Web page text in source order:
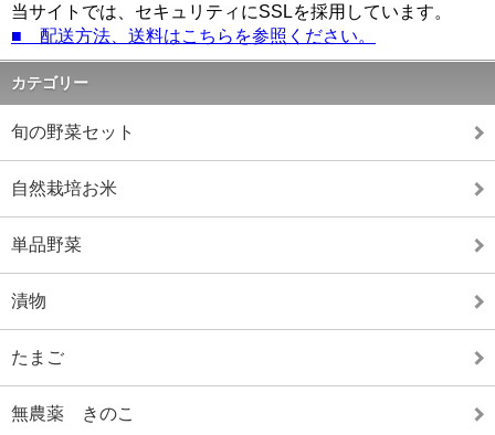
当サイトでは、セキュリティにSSLを採用しています。
■ 配送方法、送料はこちらを参照ください。
カテゴリー
旬の野菜セット
自然栽培お米
単品野菜
漬物
たまご
無農薬 きのこ